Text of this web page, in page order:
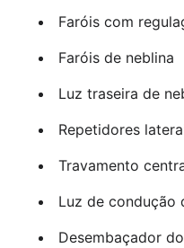
Faróis com
Faróis de neblina
Luz traseira de
Repetidores
Travamento
Luz de condução
Desembaçador